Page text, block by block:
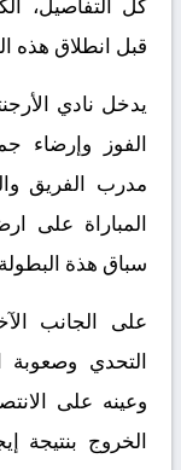
قبل انطلاق هذه
يدخل نادي
الفوز وإرضاء
مدرب الفريق
المباراة على
سباق هذة
على الجانب
التحدي وصعوبة
وعينه على
الخروج بنتيجة